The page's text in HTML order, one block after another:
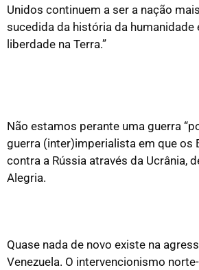
Unidos continuem a ser a nação
sucedida da história da humanidade
liberdade na Terra.”
Não estamos perante uma guerra
guerra (inter)imperialista em que os
contra a Rússia através da Ucrânia,
Alegria.
Quase nada de novo existe na
Venezuela. O intervencionismo